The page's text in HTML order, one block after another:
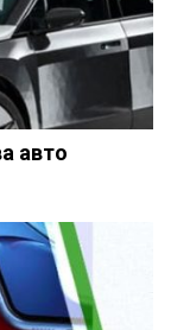
AI 9 HX 370
Это взгляд в
AI-
день.